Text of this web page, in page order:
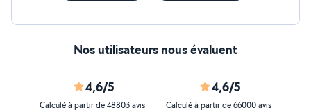
Nos utilisateurs nous évaluent
4,6/5
Calculé à partir de 48803 avis
4,6/5
Calculé à partir de 66000 avis